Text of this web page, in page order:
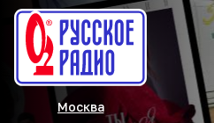
Москва